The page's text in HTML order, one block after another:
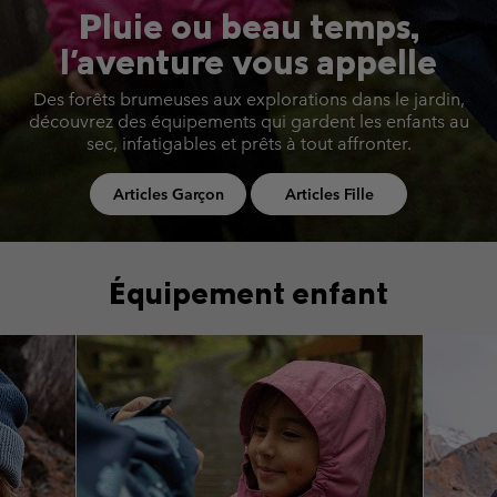
Pluie ou beau temps,
l'aventure vous appelle
Des forêts brumeuses aux explorations dans le jardin,
découvrez des équipements qui gardent les enfants au
sec, infatigables et prêts à tout affronter.
Articles Garçon Articles Fille
Équipement enfant
Top Picks 1